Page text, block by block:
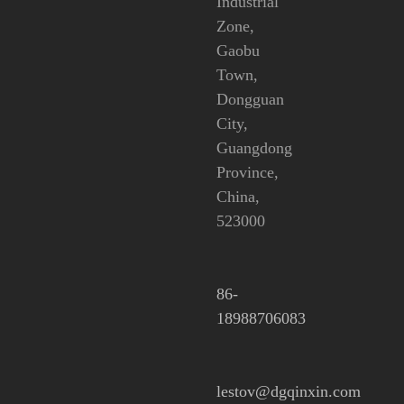
Zone,
Gaobu
Town,
Dongguan
City,
Guangdong
Province,
China,
523000
86-
18988706083
lestov@dgqinxin.com